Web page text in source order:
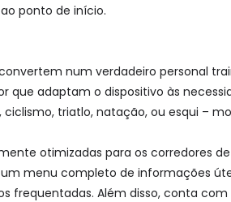
ponto de início.
num verdadeiro personal
que adaptam o dispositivo às
triatlo, natação, ou esqui –
otimizadas para os corredores
menu completo de informações
frequentadas. Além disso, conta